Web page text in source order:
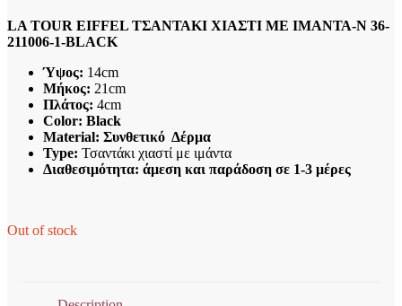
LA TOUR EIFFEL ΤΣΑΝΤΑΚΙ ΧΙΑΣΤΙ ΜΕ ΙΜΑΝΤΑ-N 36-
211006-1-BLACK
Ύψος: 14cm
Μήκος: 21cm
Πλάτος: 4cm
Color: Black
Material: Συνθετικό Δέρμα
Type: Τσαντάκι χιαστί με ιμάντα
Διαθεσιμότητα: άμεση και παράδοση σε 1-3 μέρες
Out of stock